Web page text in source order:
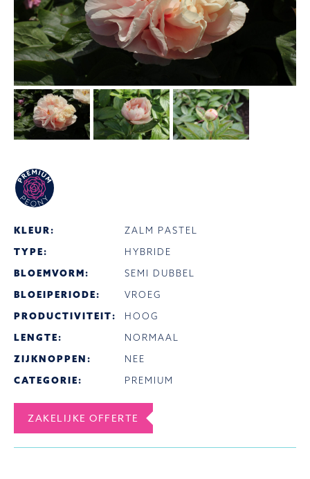
KLEUR:
ZALM PASTEL
TYPE:
HYBRIDE
BLOEMVORM:
SEMI DUBBEL
BLOEIPERIODE:
VROEG
PRODUCTIVITEIT:
HOOG
LENGTE:
NORMAAL
ZIJKNOPPEN:
NEE
CATEGORIE:
PREMIUM
ZAKELIJKE OFFERTE